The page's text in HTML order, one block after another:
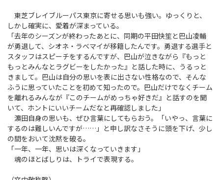
東芝ブレイブルーパス東京に寄せる思いも強い。ゆっくりと、
しかし確実に、愛着が深まっている。
「去年のシーズンが終わったあとに、同期の平田快笙と巴山凌輔
が勇退して、シオネ・ラベマイが移籍したんです。勇退する選手と
スタッフはスピーチをするんですが、巴山が泣きながら『もっと
もっとみんなとラグビーをしたかった』と話した時に、うるっと
きまして。巴山は自分の思いを表に出さない性格なので、そんな
ふうに思っていたことを初めて知ったので。巴山だけでなくチーム
を離れるみんなが『このチームがめっちゃ好きだ』と話すのを聞
いて、ホントにいいチームだなと再確認しました」
濵田自身の思いも、ぜひ言葉にしてもらおう。「いやっ、言葉に
するのは難しいんですが……」と申し訳なさそうに頭を下げ、少し
の間をおいて沈黙を破る。
「一年、一年、思いは深くなっていきます」
魂のほとばしりは、トライで表現する。